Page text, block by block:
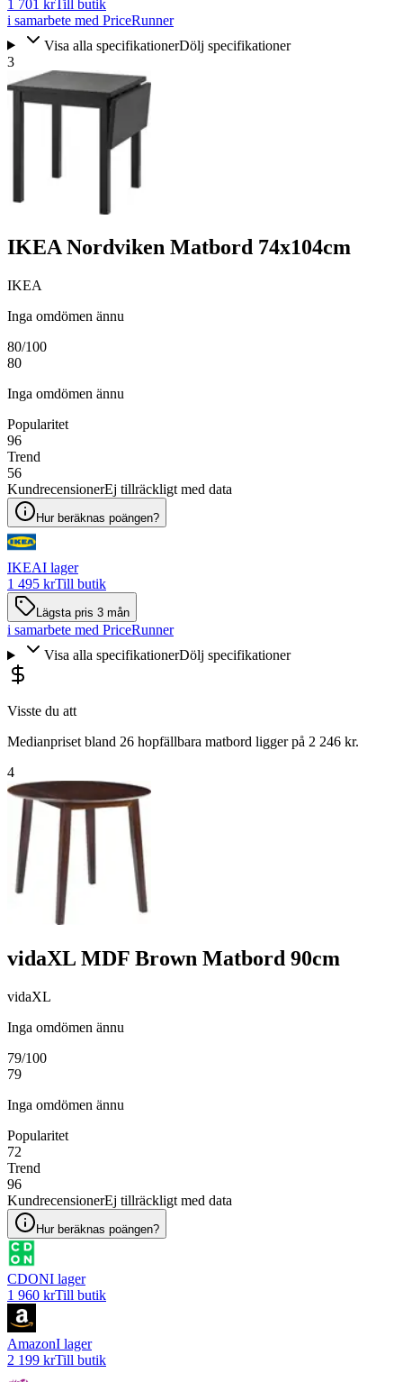
1 701 krTill butik
i samarbete med PriceRunner
Visa alla specifikationerDölj specifikationer
3
IKEA Nordviken Matbord 74x104cm
IKEA
Inga omdömen ännu
80/100
80
Inga omdömen ännu
Popularitet
96
Trend
56
KundrecensionerEj tillräckligt med data
Hur beräknas poängen?
IKEAI lager
1 495 krTill butik
Lägsta pris 3 mån
i samarbete med PriceRunner
Visa alla specifikationerDölj specifikationer
Visste du att
Medianpriset bland 26 hopfällbara matbord ligger på 2 246 kr.
4
vidaXL MDF Brown Matbord 90cm
vidaXL
Inga omdömen ännu
79/100
79
Inga omdömen ännu
Popularitet
72
Trend
96
KundrecensionerEj tillräckligt med data
Hur beräknas poängen?
CDONI lager
1 960 krTill butik
AmazonI lager
2 199 krTill butik